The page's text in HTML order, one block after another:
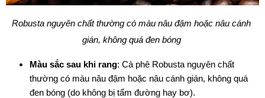
Robusta nguyên chất thường có màu nâu đậm hoặc nâu cánh
gián, không quá đen bóng
Màu sắc sau khi rang: Cà phê Robusta nguyên chất
thường có màu nâu đậm hoặc nâu cánh gián, không quá
đen bóng (do không bị tẩm đường hay bơ).